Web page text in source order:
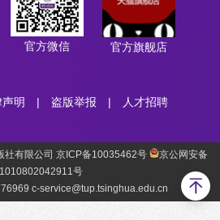
官方微信 官方旗舰店
明 | 盗版举报 | 人才招聘
社有限公司 京ICP备10035462号
京公网安备
号
c-service@tup.tsinghua.edu.cn